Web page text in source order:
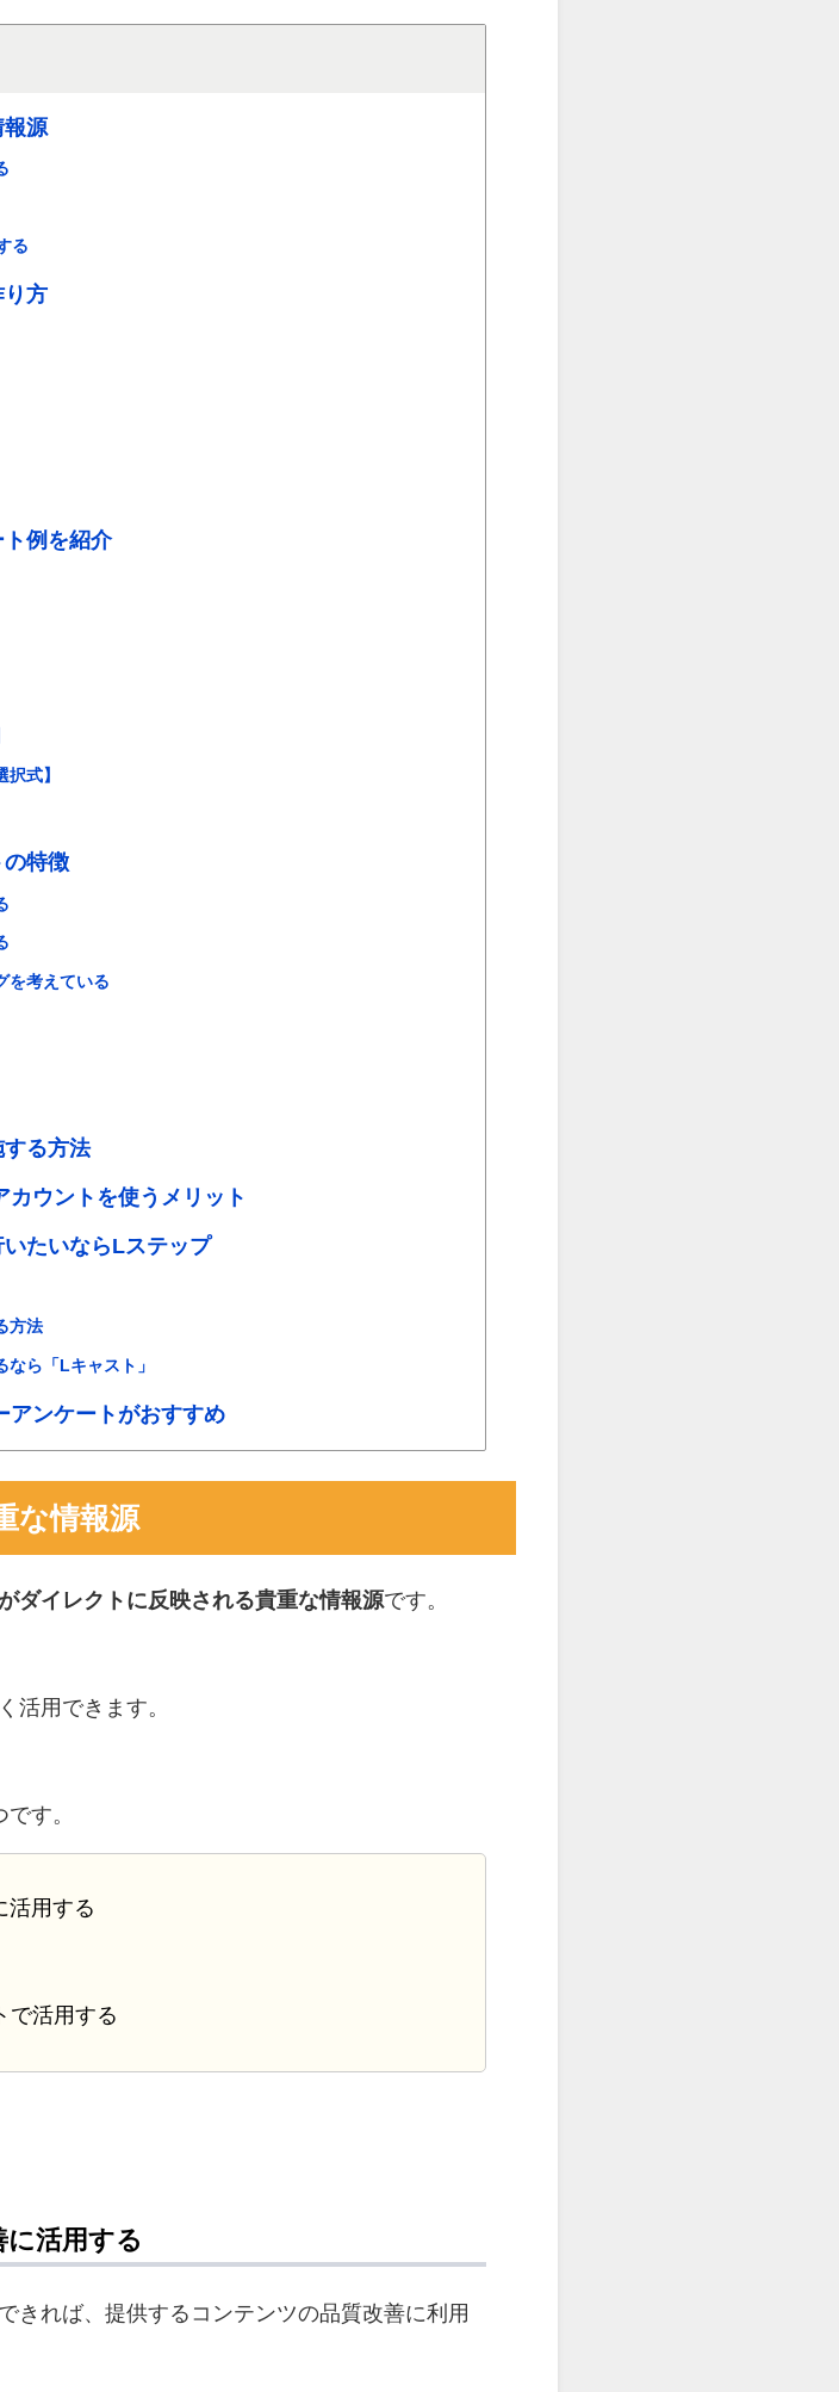
報源
る
り方
例を紹介
式】
の特徴
を考えている
る方法
カウントを使うメリット
たいならLステップ
方法
ら「Lキャスト」
アンケートがおすすめ
な情報源
ダイレクトに反映される貴重な情報源です。
活用できます。
す。
活用する
で活用する
活用する
きれば、提供するコンテンツの品質改善に利用